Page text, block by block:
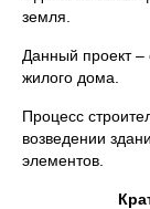
земля.
Данный проект –
жилого дома.
Процесс
возведении
элементов.